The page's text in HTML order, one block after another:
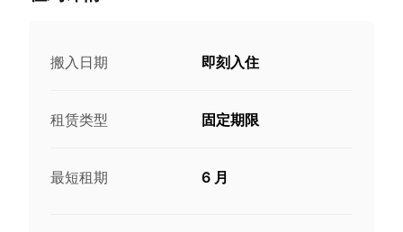
搬入日期 即刻入住
租赁类型 固定期限
最短租期 6 月